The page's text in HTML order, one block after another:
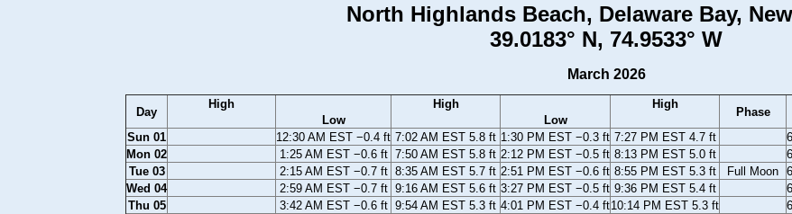
North Highlands Beach, Delaware Bay,
39.0183° N, 74.9533° W
March 2026
Day
High
Low
High
Low
High
Phase
Sun 01
12:30 AM EST −0.4 ft 7:02 AM EST 5.8 ft 1:30 PM EST −0.3 ft 7:27 PM EST 4.7 ft
Mon 02
1:25 AM EST −0.6 ft 7:50 AM EST 5.8 ft 2:12 PM EST −0.5 ft 8:13 PM EST 5.0 ft
Tue 03
2:15 AM EST −0.7 ft 8:35 AM EST 5.7 ft 2:51 PM EST −0.6 ft 8:55 PM EST 5.3 ft Full Moon
Wed 04
2:59 AM EST −0.7 ft 9:16 AM EST 5.6 ft 3:27 PM EST −0.5 ft 9:36 PM EST 5.4 ft
Thu 05
3:42 AM EST −0.6 ft 9:54 AM EST 5.3 ft 4:01 PM EST −0.4 ft10:14 PM EST 5.3 ft